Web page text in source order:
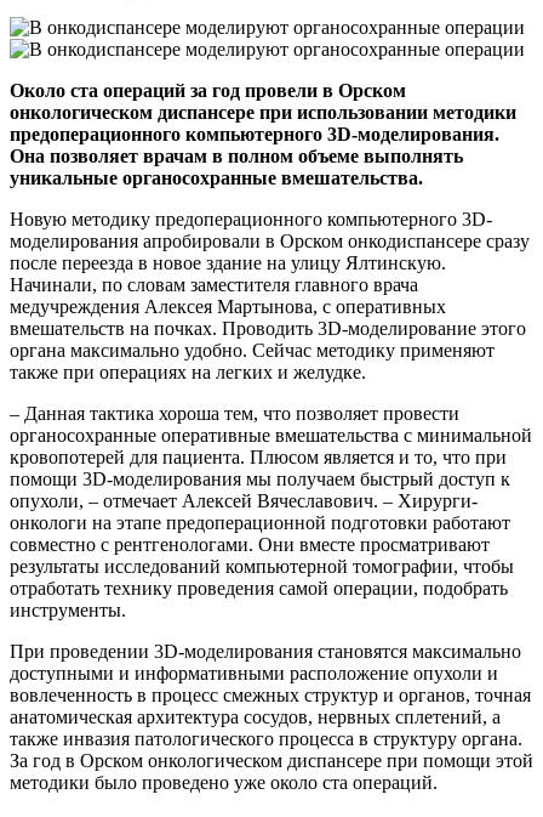
Около ста операций за год провели в Орском
онкологическом диспансере при использовании методики
предоперационного компьютерного 3D-моделирования.
Она позволяет врачам в полном объеме выполнять
уникальные органосохранные вмешательства.
Новую методику предоперационного компьютерного 3D-
моделирования апробировали в Орском онкодиспансере сразу
после переезда в новое здание на улицу Ялтинскую.
Начинали, по словам заместителя главного врача
медучреждения Алексея Мартынова, с оперативных
вмешательств на почках. Проводить 3D-моделирование этого
органа максимально удобно. Сейчас методику применяют
также при операциях на легких и желудке.
– Данная тактика хороша тем, что позволяет провести
органосохранные оперативные вмешательства с минимальной
кровопотерей для пациента. Плюсом является и то, что при
помощи 3D-моделирования мы получаем быстрый доступ к
опухоли, – отмечает Алексей Вячеславович. – Хирурги-
онкологи на этапе предоперационной подготовки работают
совместно с рентгенологами. Они вместе просматривают
результаты исследований компьютерной томографии, чтобы
отработать технику проведения самой операции, подобрать
инструменты.
При проведении 3D-моделирования становятся максимально
доступными и информативными расположение опухоли и
вовлеченность в процесс смежных структур и органов, точная
анатомическая архитектура сосудов, нервных сплетений, а
также инвазия патологического процесса в структуру органа.
За год в Орском онкологическом диспансере при помощи этой
методики было проведено уже около ста операций.